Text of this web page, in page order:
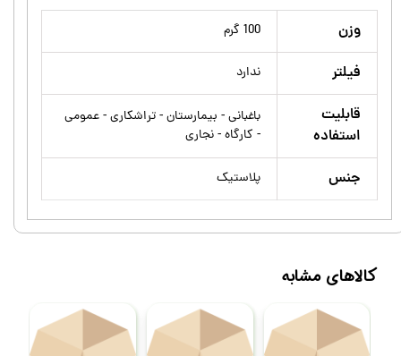
وزن 100 گرم
فیلتر ندارد
قابلیت
استفاده
باغبانی - بیمارستان - تراشکاری - عمومی
- کارگاه - نجاری
جنس پلاستیک
کالاهای مشابه